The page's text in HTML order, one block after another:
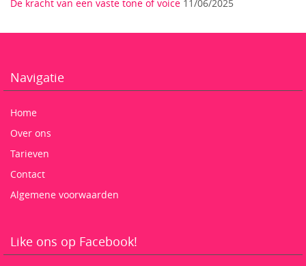
De kracht van een vaste tone of voice 11/06/2025
Navigatie
Home
Over ons
Tarieven
Contact
Algemene voorwaarden
Like ons op Facebook!